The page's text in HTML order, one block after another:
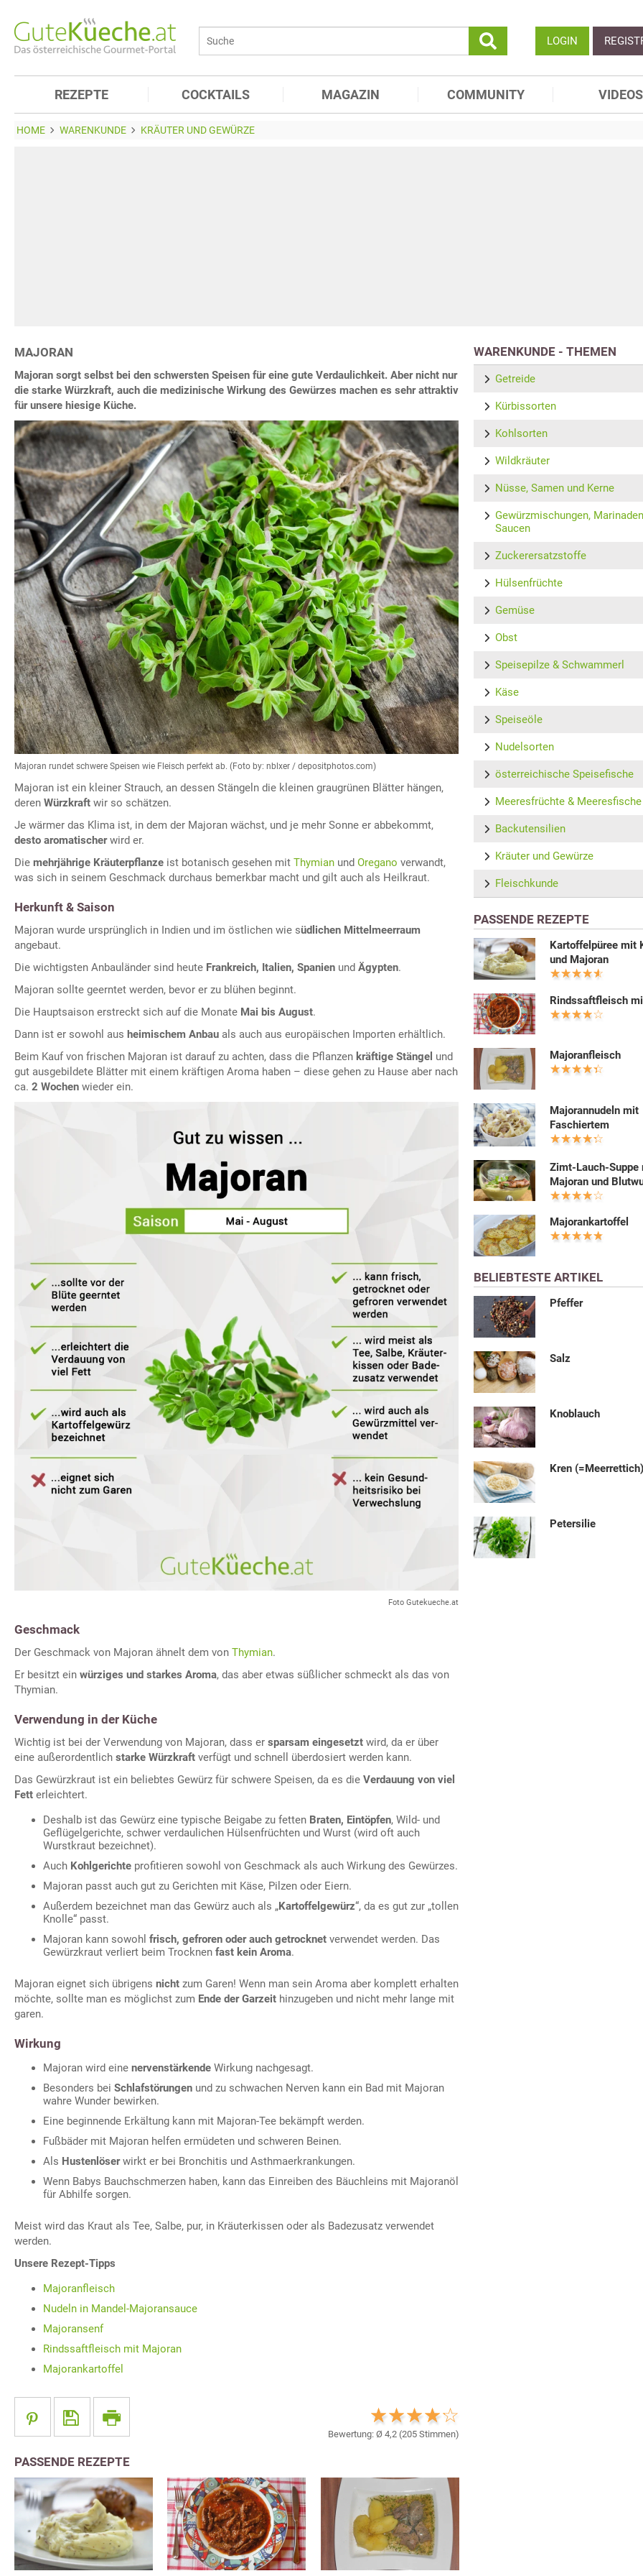
LOGIN
REZEPTE COCKTAILS MAGAZIN COMMUNITY VIDEOS
HOME WARENKUNDE KRÄUTER UND GEWÜRZE
MAJORAN
Majoran sorgt selbst bei den schwersten Speisen für eine gute Verdaulichkeit. Aber nicht nur
die starke Würzkraft, auch die medizinische Wirkung des Gewürzes machen es sehr attraktiv
für unsere hiesige Küche.
Majoran rundet schwere Speisen wie Fleisch perfekt ab. (Foto by: nblxer / depositphotos.com)
Majoran ist ein kleiner Strauch, an dessen Stängeln die kleinen graugrünen Blätter hängen,
deren Würzkraft wir so schätzen.
Je wärmer das Klima ist, in dem der Majoran wächst, und je mehr Sonne er abbekommt,
desto aromatischerwird er.
Die mehrjährige Kräuterpflanze ist botanisch gesehen mit Thymian und Oregano verwandt,
was sich in seinem Geschmack durchaus bemerkbar macht und gilt auch als Heilkraut.
Herkunft & Saison
Majoran wurde ursprünglich in Indien und im östlichen wie südlichen Mittelmeerraum
angebaut.
Die wichtigsten Anbauländer sind heute Frankreich, Italien, Spanien und Ägypten.
Majoran sollte geerntet werden, bevor er zu blühen beginnt.
Die Hauptsaison erstreckt sich auf die Monate Mai bis August.
Dann ist er sowohl aus heimischem Anbau als auch aus europäischen Importen erhältlich.
Beim Kauf von frischen Majoran ist darauf zu achten, dass die Pflanzen kräftige Stängel und
gut ausgebildete Blätter mit einem kräftigen Aroma haben – diese gehen zu Hause aber nach
ca. 2 Wochen wieder ein.
Foto Gutekueche.at
Geschmack
Der Geschmack von Majoran ähnelt dem von Thymian.
Er besitzt ein würziges und starkes Aroma, das aber etwas süßlicher schmeckt als das von
Thymian.
Verwendung in der Küche
Wichtig ist bei der Verwendung von Majoran, dass er sparsam eingesetzt wird, da er über
eine außerordentlich starke Würzkraft verfügt und schnell überdosiert werden kann.
Das Gewürzkraut ist ein beliebtes Gewürz für schwere Speisen, da es die Verdauung von viel
Fett erleichtert.
Deshalb ist das Gewürz eine typische Beigabe zu fetten Braten, Eintöpfen, Wild- und
Geflügelgerichte, schwer verdaulichen Hülsenfrüchten und Wurst (wird oft auch
Wurstkraut bezeichnet).
Auch Kohlgerichte profitieren sowohl von Geschmack als auch Wirkung des Gewürzes.
Majoran passt auch gut zu Gerichten mit Käse, Pilzen oder Eiern.
Außerdem bezeichnet man das Gewürz auch als „Kartoffelgewürz“, da es gut zur „tollen
Knolle“ passt.
Majoran kann sowohl frisch, gefroren oder auch getrocknet verwendet werden. Das
Gewürzkraut verliert beim Trocknen fast kein Aroma.
Majoran eignet sich übrigens nicht zum Garen! Wenn man sein Aroma aber komplett erhalten
möchte, sollte man es möglichst zum Ende der Garzeit hinzugeben und nicht mehr lange mit
garen.
Wirkung
Majoran wird eine nervenstärkende Wirkung nachgesagt.
Besonders bei Schlafstörungen und zu schwachen Nerven kann ein Bad mit Majoran
wahre Wunder bewirken.
Eine beginnende Erkältung kann mit Majoran-Tee bekämpft werden.
Fußbäder mit Majoran helfen ermüdeten und schweren Beinen.
Als Hustenlöserwirkt er bei Bronchitis und Asthmaerkrankungen.
Wenn Babys Bauchschmerzen haben, kann das Einreiben des Bäuchleins mit Majoranöl
für Abhilfe sorgen.
Meist wird das Kraut als Tee, Salbe, pur, in Kräuterkissen oder als Badezusatz verwendet
werden.
Unsere Rezept-Tipps
Majoranfleisch
Nudeln in Mandel-Majoransauce
Majoransenf
Rindssaftfleisch mit Majoran
Majorankartoffel
Bewertung: Ø 4,2(205Stimmen)
PASSENDE REZEPTE
WARENKUNDE - THEMEN
Getreide
Kürbissorten
Kohlsorten
Wildkräuter
Nüsse, Samen und Kerne
Gewürzmischungen,
Saucen
Zuckerersatzstoffe
Hülsenfrüchte
Gemüse
Obst
Speisepilze & Schwammerl
Käse
Speiseöle
Nudelsorten
österreichische Speisefische
Meeresfrüchte & Meeresfische
Backutensilien
Kräuter und Gewürze
Fleischkunde
PASSENDE REZEPTE
Kartoffelpüree mit
und Majoran
Rindssaftfleisch
Majoranfleisch
Majorannudeln mit
Faschiertem
Zimt-Lauch-Suppe
Majoran und
Majorankartoffel
BELIEBTESTE ARTIKEL
Pfeffer
Salz
Knoblauch
Kren
Petersilie